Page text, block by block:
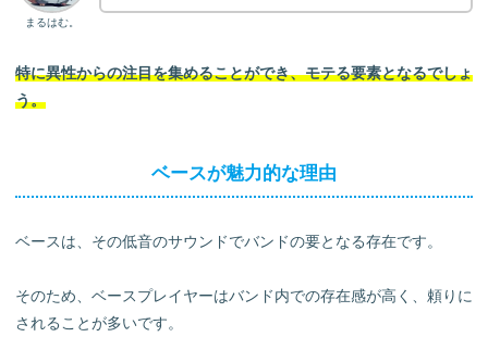
まるはむ。
特に異性からの注目を集めることができ、モテる要素となるでしょ
う。
ベースが魅力的な理由
ベースは、その低音のサウンドでバンドの要となる存在です。
そのため、ベースプレイヤーはバンド内での存在感が高く、頼りに
されることが多いです。